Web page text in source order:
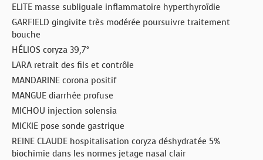
ELITE masse subliguale inflammatoire hyperthyroïdie
GARFIELD gingivite très modérée poursuivre traitement
bouche
HÉLIOS coryza 39,7°
LARA retrait des fils et contrôle
MANDARINE corona positif
MANGUE diarrhée profuse
MICHOU injection solensia
MICKIE pose sonde gastrique
REINE CLAUDE hospitalisation coryza déshydratée 5%
biochimie dans les normes jetage nasal clair